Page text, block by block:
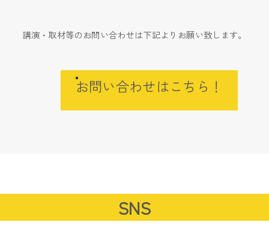
講演・取材等のお問い合わせは下記よりお願い致します。
お問い合わせはこちら！
SNS